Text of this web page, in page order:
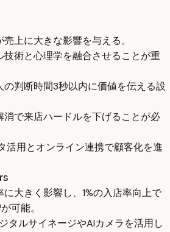
上に大きな影響を与える。
技術と心理学を融合させることが重
判断時間3秒以内に価値を伝える設
で来店ハードルを下げることが必
活用とオンライン連携で顧客化を進
大きく影響し、1%の入店率向上で
可能。
タルサイネージやAIカメラを活用し